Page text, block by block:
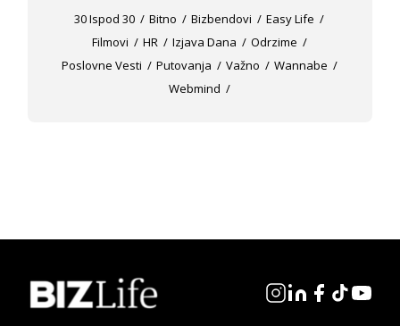
30 Ispod 30 Bitno Bizbendovi
Easy Life
Filmovi
HR Izjava Dana
Odrzime
Poslovne Vesti
Putovanja Važno
Wannabe
Webmind